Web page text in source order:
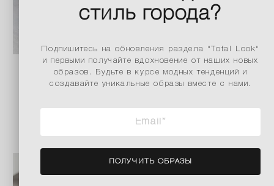
стиль города?
Подпишитесь на обновления раздела "Total Look"
и первыми получайте вдохновение от наших новых
образов. Будьте в курсе модных тенденций и
создавайте уникальные образы вместе с нами.
ПОЛУЧИТЬ ОБРАЗЫ